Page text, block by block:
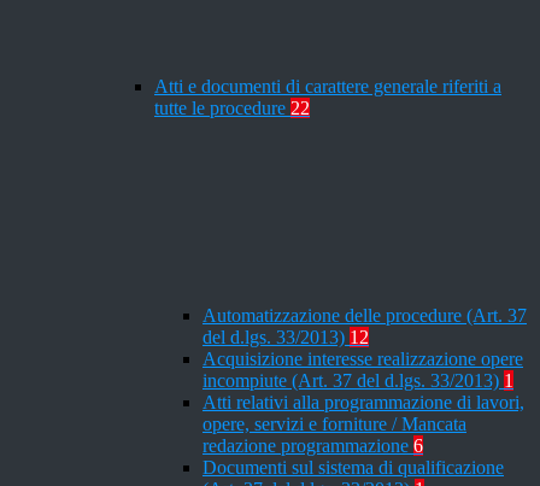
Atti e documenti di carattere generale riferiti a
tutte le procedure 22
Automatizzazione delle procedure (Art. 37
del d.lgs. 33/2013) 12
Acquisizione interesse realizzazione opere
incompiute (Art. 37 del d.lgs. 33/2013) 1
Atti relativi alla programmazione di lavori,
opere, servizi e forniture / Mancata
redazione programmazione 6
Documenti sul sistema di qualificazione